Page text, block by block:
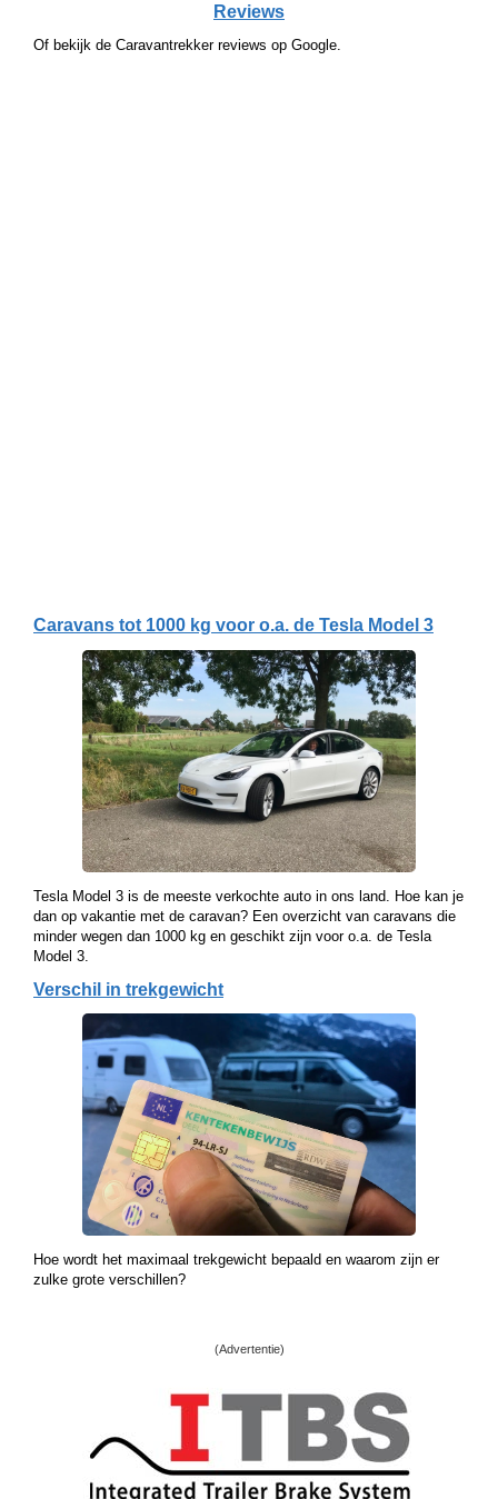
Reviews
Of bekijk de Caravantrekker reviews op Google.
Caravans tot 1000 kg voor o.a. de Tesla Model 3
Tesla Model 3 is de meeste verkochte auto in ons land. Hoe kan je
dan op vakantie met de caravan? Een overzicht van caravans die
minder wegen dan 1000 kg en geschikt zijn voor o.a. de Tesla
Model 3.
Verschil in trekgewicht
Hoe wordt het maximaal trekgewicht bepaald en waarom zijn er
zulke grote verschillen?
(Advertentie)